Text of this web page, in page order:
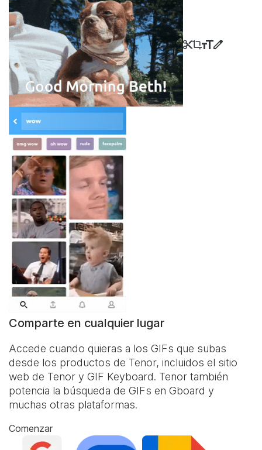
Comparte en cualquier lugar
Accede cuando quieras a los GIFs que subas
desde los productos de Tenor, incluidos el sitio
web de Tenor y GIF Keyboard. Tenor también
potencia la búsqueda de GIFs en Gboard y
muchas otras plataformas.
Comenzar